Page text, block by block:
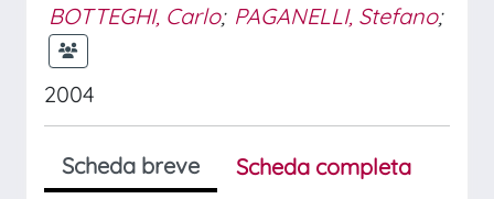
BOTTEGHI, Carlo; PAGANELLI, Stefano;
2004
Scheda breve
Scheda completa